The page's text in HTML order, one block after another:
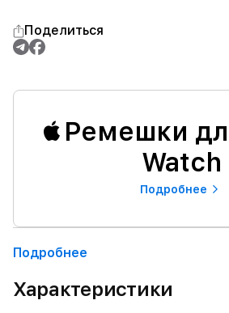
Поделиться
Ремешки
Watch
Подробнее
Подробнее
Характеристики